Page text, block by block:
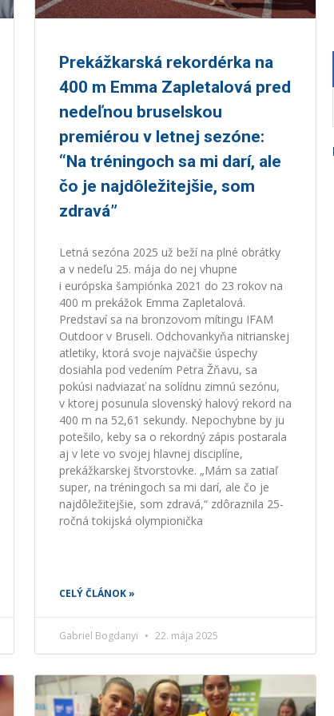
Prekážkarská rekordérka na
400 m Emma Zapletalová pred
nedeľnou bruselskou
premiérou v letnej sezóne:
“Na tréningoch sa mi darí, ale
čo je najdôležitejšie, som
zdravá”
Letná sezóna 2025 už beží na plné obrátky
a v nedeľu 25. mája do nej vhupne
i európska šampiónka 2021 do 23 rokov na
400 m prekážok Emma Zapletalová.
Predstaví sa na bronzovom mítingu IFAM
Outdoor v Bruseli. Odchovankyňa nitrianskej
atletiky, ktorá svoje najväčšie úspechy
dosiahla pod vedením Petra Žňavu, sa
pokúsi nadviazať na solídnu zimnú sezónu,
v ktorej posunula slovenský halový rekord na
400 m na 52,61 sekundy. Nepochybne by ju
potešilo, keby sa o rekordný zápis postarala
aj v lete vo svojej hlavnej disciplíne,
prekážkarskej štvorstovke. „Mám sa zatiaľ
super, na tréningoch sa mi darí, ale čo je
najdôležitejšie, som zdravá,“ zdôraznila 25-
ročná tokijská olympionička
CELÝ ČLÁNOK »
Gabriel Bogdanyi 22. mája 2025